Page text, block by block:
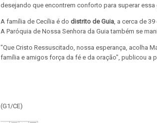
desejando que encontrem conforto para superar essa
A família de Cecília é do distrito de Guia, a cerca de
A Paróquia de Nossa Senhora da Guia também se
"Que Cristo Ressuscitado, nossa esperança, acolha
família e amigos força da fé e da oração", publicou a
(G1/CE)